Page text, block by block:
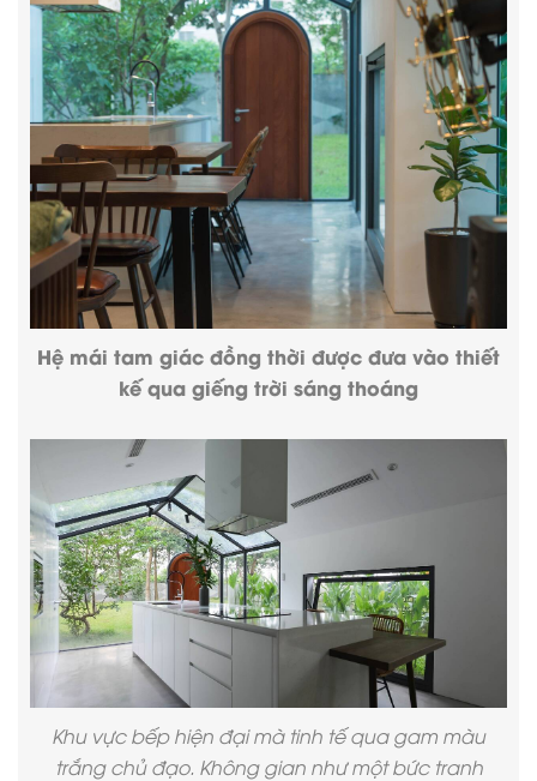
Hệ mái tam giác đồng thời được đưa vào thiết
kế qua giếng trời sáng thoáng
Khu vực bếp hiện đại mà tinh tế qua gam màu
trắng chủ đạo. Không gian như một bức tranh